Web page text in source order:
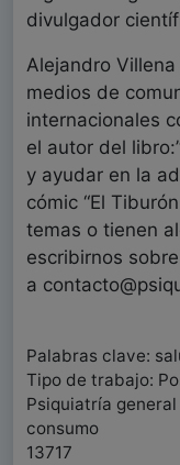
divulgador
Alejandro
medios de
internacionales
el autor del
y ayudar en la
cómic “El
temas o tienen
escribirnos
a
Palabras clave:
Tipo de trabajo:
Psiquiatría
consumo
13717